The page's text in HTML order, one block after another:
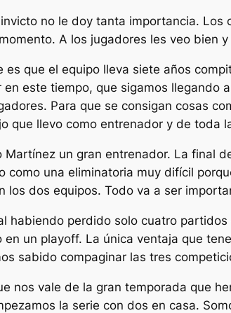
invicto no le doy tanta importancia.
A los jugadores les veo bien
es que el equipo lleva siete años
en este tiempo, que sigamos llegando
Para que se consigan cosas
que llevo como entrenador y de toda
Martínez un gran entrenador. La final
como una eliminatoria muy difícil
los dos equipos. Todo va a ser
habiendo perdido solo cuatro
un playoff. La única ventaja que
sabido compaginar las tres
nos vale de la gran temporada que
la serie con dos en casa.